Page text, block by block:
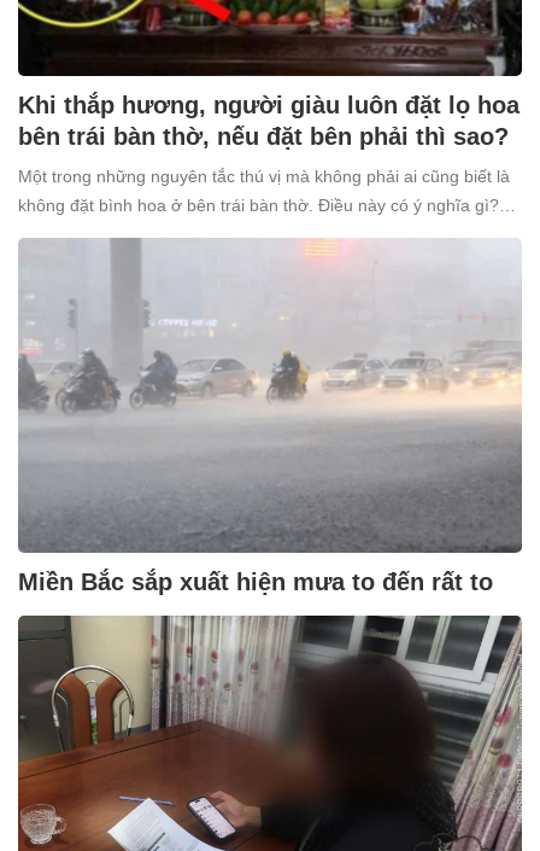
Khi thắp hương, người giàu luôn đặt lọ hoa
bên trái bàn thờ, nếu đặt bên phải thì sao?
Một trong những nguyên tắc thú vị mà không phải ai cũng biết là
không đặt bình hoa ở bên trái bàn thờ. Điều này có ý nghĩa gì?
Tại sao nhiều người giàu lại kiêng kỵ điều này?
Miền Bắc sắp xuất hiện mưa to đến rất to